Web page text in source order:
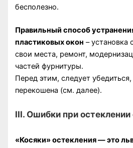
бесполезно.
Правильный способ
пластиковых окон – установка
свои места, ремонт,
частей фурнитуры.
Перед этим, следует
перекошена (см. далее).
III. Ошибки при остеклении
«Косяки» остекления — это